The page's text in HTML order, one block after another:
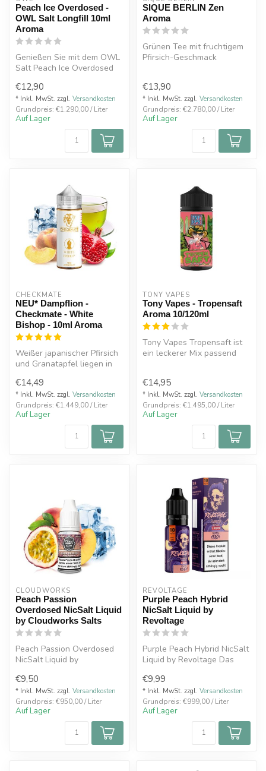
Peach Ice Overdosed -
OWL Salt Longfill 10ml
Aroma
Genießen Sie mit dem OWL
Salt Peach Ice Overdosed
Kombinat...
€12,90
* Inkl. MwSt. zzgl. Versandkosten
Grundpreis: €1.290,00 / Liter
Auf Lager
SIQUE BERLIN Zen
Aroma
Grünen Tee mit fruchtigem
Pfirsich-Geschmack
€13,90
* Inkl. MwSt. zzgl. Versandkosten
Grundpreis: €2.780,00 / Liter
Auf Lager
CHECKMATE
NEU* Dampflion -
Checkmate - White
Bishop - 10ml Aroma
Weißer japanischer Pfirsich
und Granatapfel liegen in
Tee,...
€14,49
* Inkl. MwSt. zzgl. Versandkosten
Grundpreis: €1.449,00 / Liter
Auf Lager
TONY VAPES
Tony Vapes - Tropensaft
Aroma 10/120ml
Tony Vapes Tropensaft ist
ein leckerer Mix passend
€14,95
* Inkl. MwSt. zzgl. Versandkosten
Grundpreis: €1.495,00 / Liter
Auf Lager
CLOUDWORKS
Peach Passion
Overdosed NicSalt Liquid
by Cloudworks Salts
Peach Passion Overdosed
NicSalt Liquid by
Pfirsich u...
€9,50
* Inkl. MwSt. zzgl. Versandkosten
Grundpreis: €950,00 / Liter
Auf Lager
REVOLTAGE
Purple Peach Hybrid
NicSalt Liquid by
Revoltage
Purple Peach Hybrid NicSalt
Liquid by Revoltage Das
s...
€9,99
* Inkl. MwSt. zzgl. Versandkosten
Grundpreis: €999,00 / Liter
Auf Lager